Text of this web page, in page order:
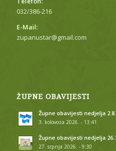
032/386-216
E-Mail:
zupanustar@gmail.com
ŽUPNE OBAVIJESTI
Župne obavijesti nedjelja
3. kolovoza 2026. - 13:41
Župne obavijesti nedjelja
27. srpnja 2026. - 9:30